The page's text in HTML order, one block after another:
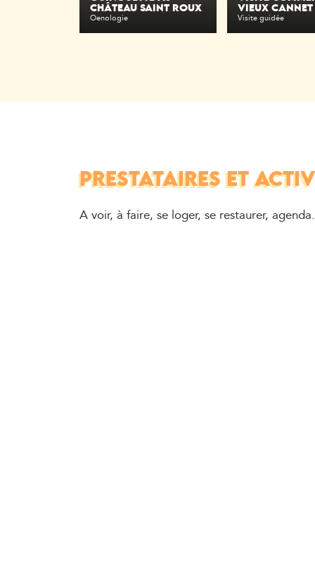
CHÂTEAU SAINT ROUX
Oenologie
VIEUX CANNET
Visite guidée
PRESTATAIRES ET
A voir, à faire, se loger, se restaurer,